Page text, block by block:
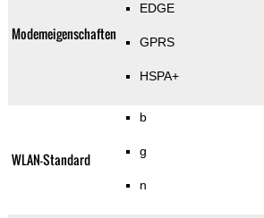
Modemeigenschaften
EDGE
GPRS
HSPA+
WLAN-Standard
b
g
n